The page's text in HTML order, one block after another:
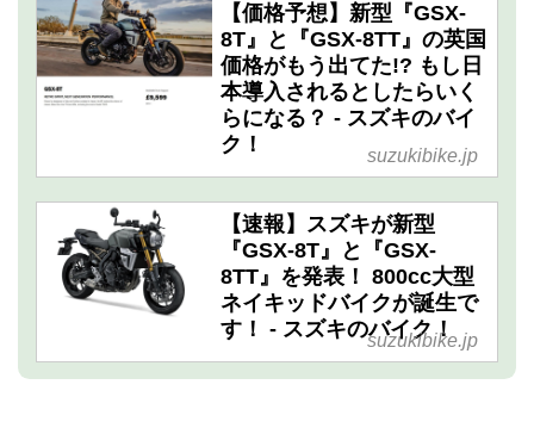
【価格予想】新型『GSX-
8T』と『GSX-8TT』の英国
価格がもう出てた!? もし日
本導入されるとしたらいく
らになる？ - スズキのバイ
ク！
suzukibike.jp
【速報】スズキが新型
『GSX-8T』と『GSX-
8TT』を発表！ 800cc大型
ネイキッドバイクが誕生で
す！ - スズキのバイク！
suzukibike.jp